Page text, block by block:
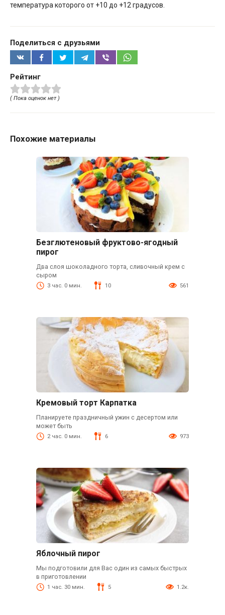
температура которого от +10 до +12 градусов.
Поделиться с друзьями
Рейтинг
( Пока оценок нет )
Похожие материалы
Безглютеновый фруктово-ягодный
пирог
Два слоя шоколадного торта, сливочный крем с
сыром
3 час. 0 мин. 10 561
Кремовый торт Карпатка
Планируете праздничный ужин с десертом или
может быть
2 час. 0 мин. 6 973
Яблочный пирог
Мы подготовили для Вас один из самых быстрых
в приготовлении
1 час. 30 мин. 5 1.2к.